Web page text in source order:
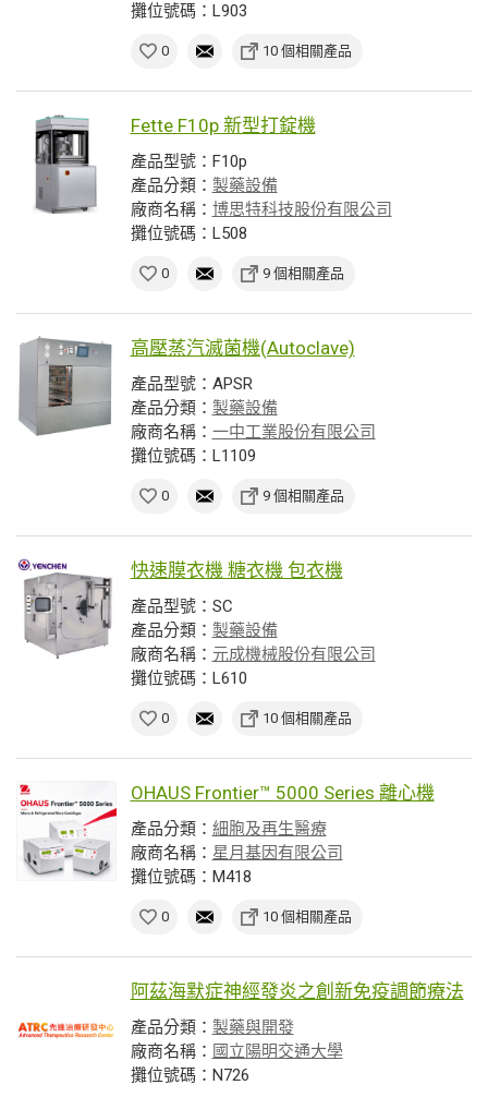
攤位號碼：L903
0 10 個相關產品
Fette F10p 新型打錠機
產品型號：F10p
產品分類： 製藥設備
廠商名稱： 博思特科技股份有限公司
攤位號碼：L508
0 9 個相關產品
高壓蒸汽滅菌機(Autoclave)
產品型號：APSR
產品分類： 製藥設備
廠商名稱： 一中工業股份有限公司
攤位號碼：L1109
0 9 個相關產品
快速膜衣機 糖衣機 包衣機
產品型號：SC
產品分類： 製藥設備
廠商名稱： 元成機械股份有限公司
攤位號碼：L610
0 10 個相關產品
OHAUS Frontier™ 5000 Series 離心機
產品分類： 細胞及再生醫療
廠商名稱： 星月基因有限公司
攤位號碼：M418
0 10 個相關產品
阿茲海默症神經發炎之創新免疫調節療法
產品分類： 製藥與開發
廠商名稱： 國立陽明交通大學
攤位號碼：N726